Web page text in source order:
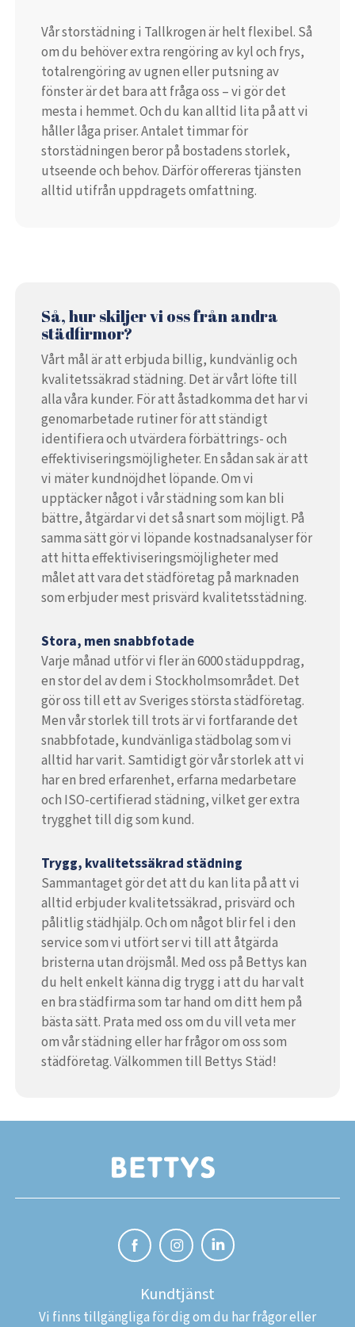
Vår storstädning i Tallkrogen är helt flexibel. Så
om du behöver extra rengöring av kyl och frys,
totalrengöring av ugnen eller putsning av
fönster är det bara att fråga oss – vi gör det
mesta i hemmet. Och du kan alltid lita på att vi
håller låga priser. Antalet timmar för
storstädningen beror på bostadens storlek,
utseende och behov. Därför offereras tjänsten
alltid utifrån uppdragets omfattning.
Så, hur skiljer vi oss från andra
städfirmor?
Vårt mål är att erbjuda billig, kundvänlig och
kvalitetssäkrad städning. Det är vårt löfte till
alla våra kunder. För att åstadkomma det har vi
genomarbetade rutiner för att ständigt
identifiera och utvärdera förbättrings- och
effektiviseringsmöjligheter. En sådan sak är att
vi mäter kundnöjdhet löpande. Om vi
upptäcker något i vår städning som kan bli
bättre, åtgärdar vi det så snart som möjligt. På
samma sätt gör vi löpande kostnadsanalyser för
att hitta effektiviseringsmöjligheter med
målet att vara det städföretag på marknaden
som erbjuder mest prisvärd kvalitetsstädning.
Stora, men snabbfotade
Varje månad utför vi fler än 6000 städuppdrag,
en stor del av dem i Stockholmsområdet. Det
gör oss till ett av Sveriges största städföretag.
Men vår storlek till trots är vi fortfarande det
snabbfotade, kundvänliga städbolag som vi
alltid har varit. Samtidigt gör vår storlek att vi
har en bred erfarenhet, erfarna medarbetare
och ISO-certifierad städning, vilket ger extra
trygghet till dig som kund.
Trygg, kvalitetssäkrad städning
Sammantaget gör det att du kan lita på att vi
alltid erbjuder kvalitetssäkrad, prisvärd och
pålitlig städhjälp. Och om något blir fel i den
service som vi utfört ser vi till att åtgärda
bristerna utan dröjsmål. Med oss på Bettys kan
du helt enkelt känna dig trygg i att du har valt
en bra städfirma som tar hand om ditt hem på
bästa sätt. Prata med oss om du vill veta mer
om vår städning eller har frågor om oss som
städföretag. Välkommen till Bettys Städ!
Kundtjänst
Vi finns tillgängliga för dig om du har frågor eller